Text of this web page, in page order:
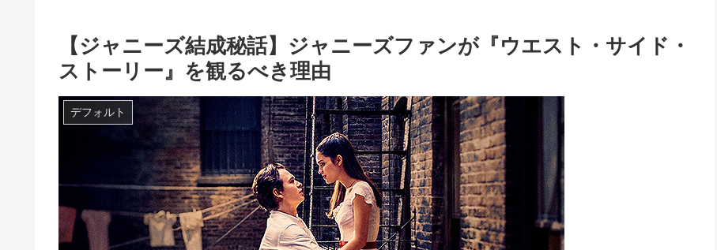
【ジャニーズ結成秘話】ジャニーズファンが『ウエスト・サイド・
ストーリー』を観るべき理由
デフォルト